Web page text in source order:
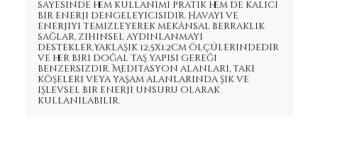
sayesinde hem kullanımı pratik hem de kalıcı
bir enerji dengeleyicisidir. Havayı ve
enerjiyi temizleyerek mekânsal berraklık
sağlar, zihinsel aydınlanmayı
destekler.Yaklaşık 12,5x1.2cm ölçülerindedir
ve her biri doğal taş yapısı gereği
benzersizdir. Meditasyon alanları, takı
köşeleri veya yaşam alanlarında şık ve
işlevsel bir enerji unsuru olarak
kullanılabilir.